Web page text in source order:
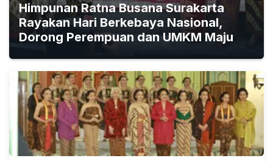
Himpunan Ratna Busana Surakarta
Rayakan Hari Berkebaya Nasional,
Dorong Perempuan dan UMKM Maju